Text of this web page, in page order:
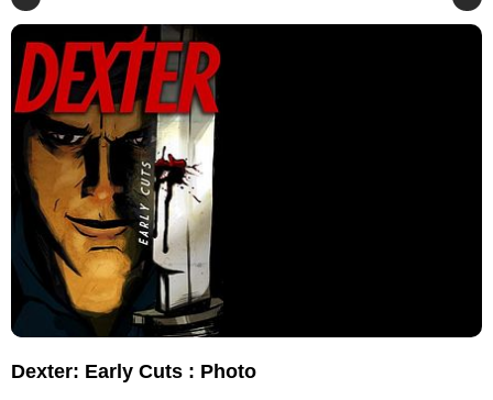
Dexter: Early Cuts : Photo